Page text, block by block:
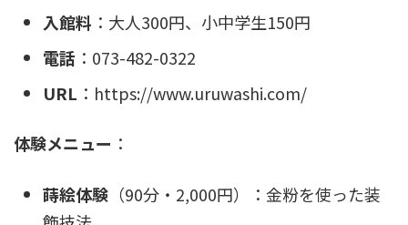
入館料 ：大人300円、小中学生150円
電話 ：073-482-0322
URL ：https://www.uruwashi.com/
体験メニュー ：
蒔絵体験 （90分・2,000円）：金粉を使った装